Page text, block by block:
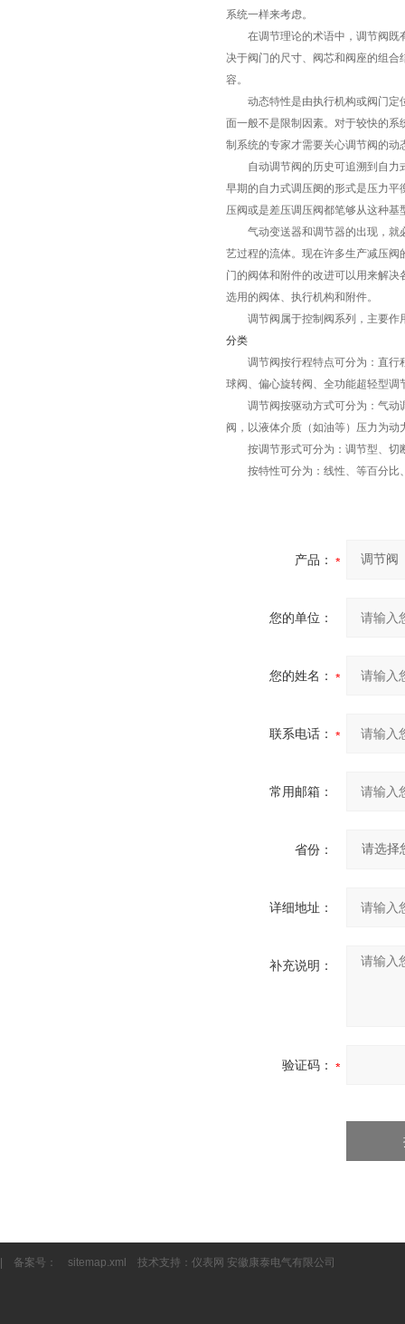
系统一样来考虑。
在调节理论的术语中，调节阀既有
决于阀门的尺寸、阀芯和阀座的组
容。
动态特性是由执行机构或阀门定位
面一般不是限制因素。对于较快的
制系统的专家才需要关心调节阀的
自动调节阀的历史可追溯到自力式
早期的自力式调压阌的形式是压力
压阀或是差压调压阀都笔够从这种基
气动变送器和调节器的出现，就必
艺过程的流体。现在许多生产减压
门的阀体和附件的改进可以用来解
选用的阀体、执行机构和附件。
调节阀属于控制阀系列，主要作
分类
调节阀按行程特点可分为：直行程
球阀、偏心旋转阀、全功能超轻型调
调节阀按驱动方式可分为：气动调
阀，以液体介质（如油等）压力为动
按调节形式可分为：调节型、切
按特性可分为：线性、等百分比
产品：
您的单位：
您的姓名：
联系电话：
常用邮箱：
省份：
详细地址：
补充说明：
验证码：
| 备案号： sitemap.xml 技术支持： 仪表网 安徽康泰电气有限公司